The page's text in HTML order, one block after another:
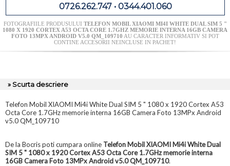
0726.262.747 • 0344.401.060
FOTOGRAFIILE PRODUSULUI TELEFON MOBIL XIAOMI MI4I WHITE DUAL SIM 5 "
1080 X 1920 CORTEX A53 OCTA CORE 1.7GHZ MEMORIE INTERNA 16GB CAMERA
FOTO 13MPX ANDROID V5.0 QM_109710 AU CARACTER INFORMATIV SI POT
CONTINE ACCESORII NEINCLUSE IN PACHET!
» Scurta descriere
Telefon Mobil XIAOMI Mi4i White Dual SIM 5 " 1080 x 1920 Cortex A53
Octa Core 1.7GHz memorie interna 16GB Camera Foto 13MPx Android
v5.0 QM_109710
De la Bocris poti cumpara online Telefon Mobil XIAOMI Mi4i White Dual
SIM 5 " 1080 x 1920 Cortex A53 Octa Core 1.7GHz memorie interna
16GB Camera Foto 13MPx Android v5.0 QM_109710.